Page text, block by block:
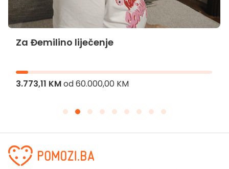
Za Đemilino liječenje
3.773,11 KMod60.000,00 KM